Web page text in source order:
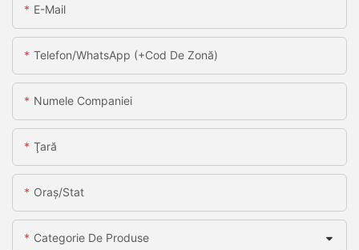
E-Mail
Telefon/WhatsApp (+Cod De Zonă)
Numele Companiei
Ţară
Oraș/stat
Categorie De Produse